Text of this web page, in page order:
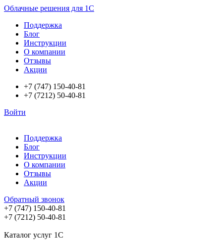
Облачные решения для 1С
Поддержка
Блог
Инструкции
О компании
Отзывы
Акции
+7 (747) 150-40-81
+7 (7212) 50-40-81
Войти
Поддержка
Блог
Инструкции
О компании
Отзывы
Акции
Обратный звонок
+7 (747) 150-40-81
+7 (7212) 50-40-81
Каталог услуг 1С